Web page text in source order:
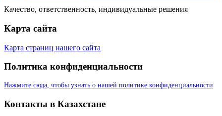
Качество, ответственность, индивидуальные решения
Карта сайта
Карта страниц нашего сайта
Политика конфиденциальности
Нажмите сюда, чтобы узнать о нашей политике конфиденциальности
Контакты в Казахстане